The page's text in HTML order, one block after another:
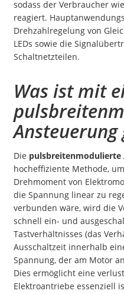
sodass der Verbraucher
reagiert.
Drehzahlregelung von
LEDs sowie die
Schaltnetzteilen.
Was ist mit
Ansteuerung
Die pulsbreitenmodulierte
hocheffiziente Methode,
Drehmoment von
die Spannung linear zu
verbunden wäre, wird die
schnell ein- und
Tastverhältnisses (das
Ausschaltzeit innerhalb
Spannung, der am Motor
Dies ermöglicht eine
Elektroantriebe essenziell